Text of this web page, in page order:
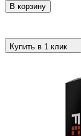
В корзину
Купить в 1 клик